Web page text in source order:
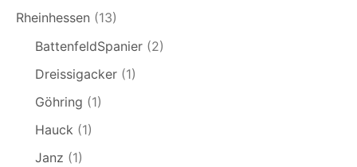
Rheinhessen (13)
BattenfeldSpanier (2)
Dreissigacker (1)
Göhring (1)
Hauck (1)
Janz (1)